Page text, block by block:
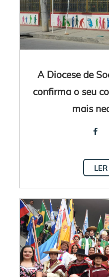
A Diocese de
confirma o seu
mais